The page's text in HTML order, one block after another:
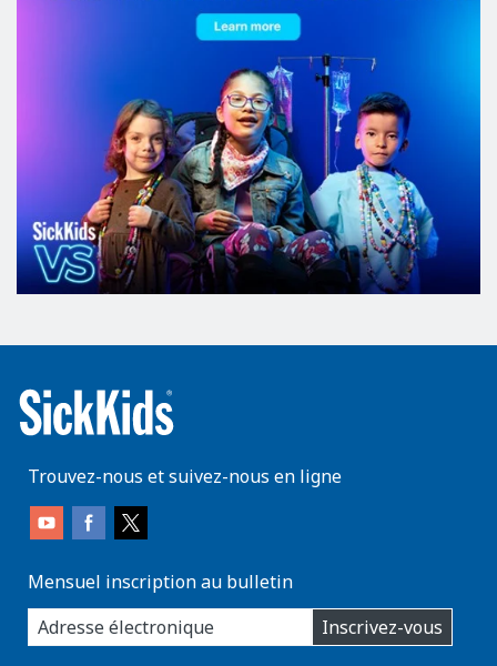
Trouvez-nous et suivez-nous en ligne
Mensuel inscription au bulletin
enter
you
email
Inscrivez-vous